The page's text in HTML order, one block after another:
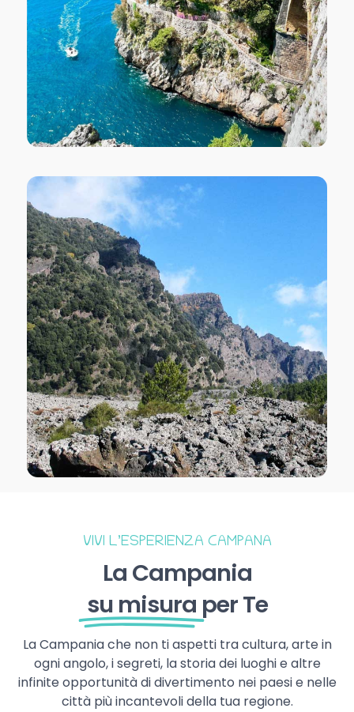
VIVI L’ESPERIENZA CAMPANA
La Campania
su misura per Te
La Campania che non ti aspetti tra cultura, arte in
ogni angolo, i segreti, la storia dei luoghi e altre
infinite opportunità di divertimento nei paesi e nelle
città più incantevoli della tua regione.